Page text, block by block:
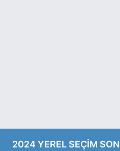
2024 YEREL SEÇİM